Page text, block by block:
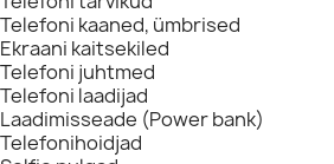
Telefoni kaaned, ümbrised
Ekraani kaitsekiled
Telefoni juhtmed
Telefoni laadijad
Laadimisseade (Power bank)
Telefonihoidjad